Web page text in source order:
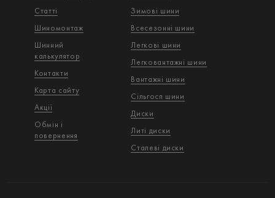
Статті
Шиномонтаж
Шинний
калькулятор
Контакти
Карта сайту
Акції
Обмін і
повернення
Зимові шини
Всесезонні шини
Легкові шини
Легковантажнi шини
Вантажнi шини
Сільгосп шини
Диски
Литі диски
Сталеві диски